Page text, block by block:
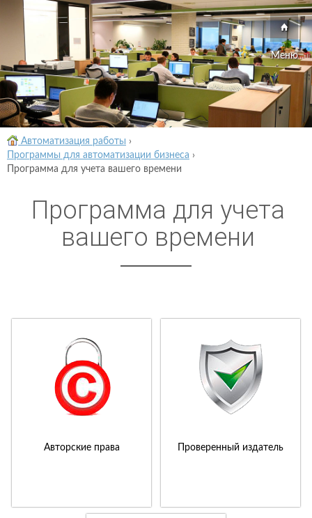
Меню
Автоматизация работы ›
Программы для автоматизации бизнеса ›
Программа для учета вашего времени
Программа для учета
вашего времени
Авторские права Проверенный издатель